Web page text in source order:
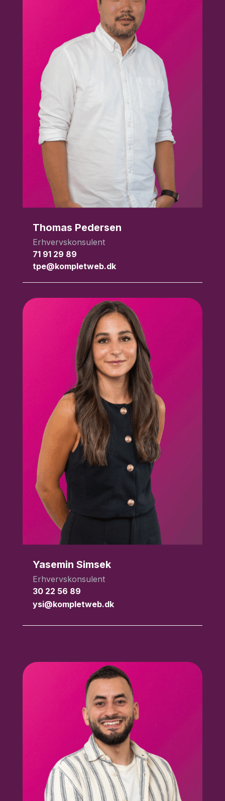
Thomas Pedersen
Erhvervskonsulent
71 91 29 89
tpe@kompletweb.dk
Yasemin Simsek
Erhvervskonsulent
30 22 56 89
ysi@kompletweb.dk